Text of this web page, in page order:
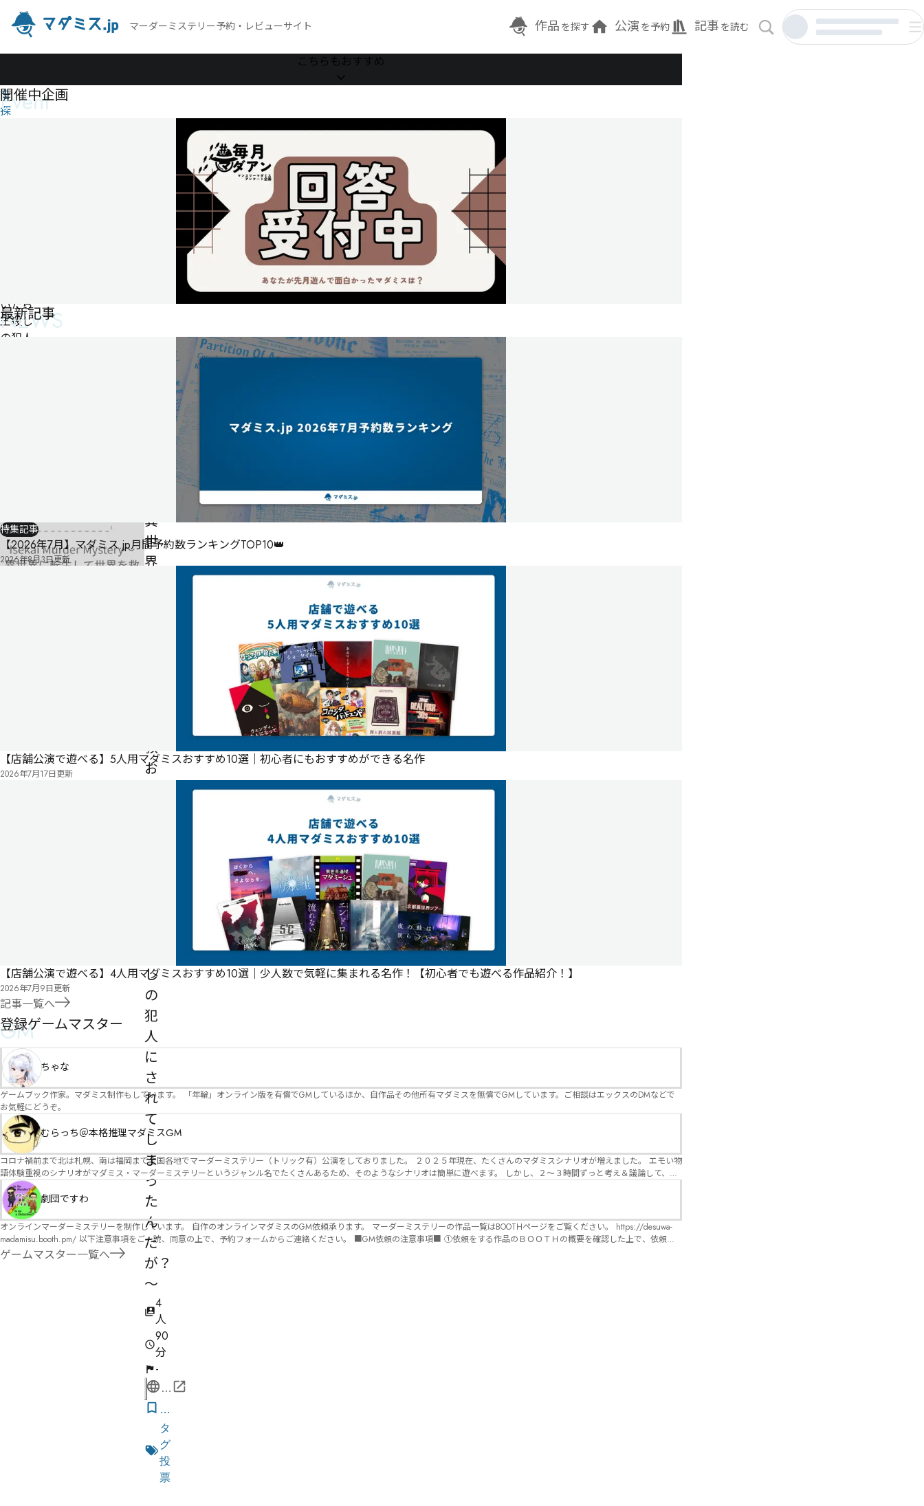
マーダーミステリー予約・レビューサイト 作品 を探す 公演 を予約 記事 を読む
を
探
いたら
王殺し
の犯人
Isekai
Mystery
異
世
界
救
お
し
の
犯
人
に
さ
れ
て
し
ま
っ
た
ん
だ
が？
～
4
人
90
分
-
公
ペ
ー
ジ
気
に
な
る
リ
タ
グ
投
票
こちらもおすすめ
Event
開催中企画
NEWS
最新記事
特集記事
【2026年7月】マダミス.jp月間予約数ランキングTOP10👑
2026年8月3日更新
【店舗公演で遊べる】5人用マダミスおすすめ10選｜初心者にもおすすめができる名作
2026年7月17日更新
【店舗公演で遊べる】4人用マダミスおすすめ10選｜少人数で気軽に集まれる名作！【初心者でも遊べる作品紹介！】
2026年7月9日更新
記事一覧へ
GM
登録ゲームマスター
ちゃな
ゲームブック作家。マダミス制作もしています。 「年輪」オンライン版を有償でGMしているほか、自作品その他所有マダミスを無償でGMしています。ご相談はエックスのDMなどで
お気軽にどうぞ。
むらっち＠本格推理マダミスGM
コロナ禍前まで北は札幌、南は福岡まで全国各地でマーダーミステリー（トリック有）公演をしておりました。 ２０２５年現在、たくさんのマダミスシナリオが増えました。 エモい物
語体験重視のシナリオがマダミス・マーダーミステリーというジャンル名でたくさんあるため、そのようなシナリオは簡単に遊べます。 しかし、２～３時間ずっと考え＆議論して、見
たことないトリックが解ける閃きや犯人として逃げ切る楽しみのある本格推理マーダーミステリーを見つけることが難しくなっていませんか？ そんな本格推理マダミスをお届けしま
す！
劇団ですわ
オンラインマーダーミステリーを制作しています。 自作のオンラインマダミスのGM依頼承ります。 マーダーミステリーの作品一覧はBOOTHページをご覧ください。 https://desuwa-
madamisu.booth.pm/ 以下注意事項をご一読、同意の上で、予約フォームからご連絡ください。 ■GM依頼の注意事項■ ①依頼をする作品のＢＯＯＴＨの概要を確認した上で、依頼し
てください。 ②依頼ができるのは、平日、土日、祝日問わず、21：00～となります。 ③参加するメンバーは、依頼者にてメンバーを集めてください。 ④依頼条件：代表者によるＧＭ
セットの購入or参加者全員の個別ＨＯの購入 ⇒購入するタイミングは、開催日程、参加メンバーが決まってからで構いません。 ⑤批判目的等、作品を楽しむつもりのない方は参加をご
ゲームマスター一覧へ